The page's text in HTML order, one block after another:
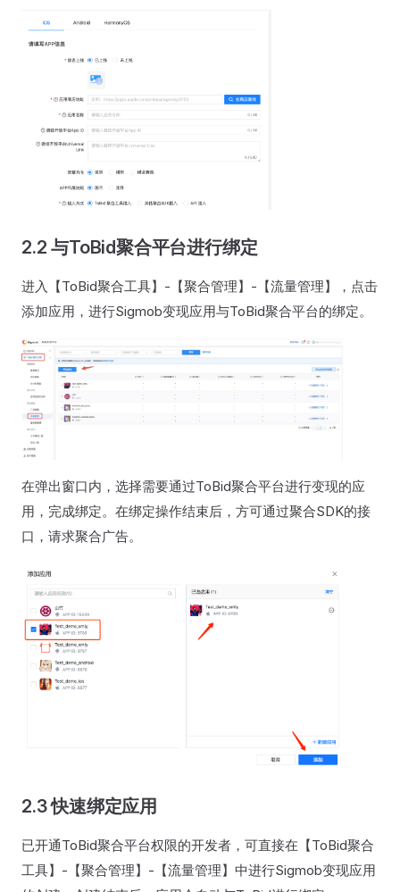
2.2 与ToBid聚合平台进行绑定
进入【ToBid聚合工具】-【聚合管理】-【流量管理】，点击
添加应用，进行Sigmob变现应用与ToBid聚合平台的绑定。
在弹出窗口内，选择需要通过ToBid聚合平台进行变现的应
用，完成绑定。在绑定操作结束后，方可通过聚合SDK的接
口，请求聚合广告。
2.3 快速绑定应用
已开通ToBid聚合平台权限的开发者，可直接在【ToBid聚合
工具】-【聚合管理】-【流量管理】中进行Sigmob变现应用